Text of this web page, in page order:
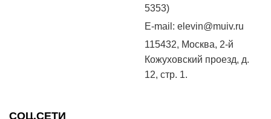
5353)
E-mail: elevin@muiv.ru
115432, Москва, 2-й
Кожуховский проезд, д.
12, стр. 1.
СОЦ.СЕТИ